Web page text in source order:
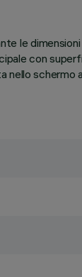
le
con
schermo